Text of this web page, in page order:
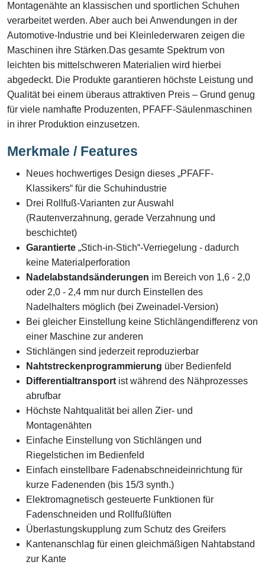
Montagenähte an klassischen und sportlichen Schuhen
verarbeitet werden. Aber auch bei Anwendungen in der
Automotive-Industrie und bei Kleinlederwaren zeigen die
Maschinen ihre Stärken.Das gesamte Spektrum von
leichten bis mittelschweren Materialien wird hierbei
abgedeckt. Die Produkte garantieren höchste Leistung und
Qualität bei einem überaus attraktiven Preis – Grund genug
für viele namhafte Produzenten, PFAFF-Säulenmaschinen
in ihrer Produktion einzusetzen.
Merkmale / Features
Neues hochwertiges Design dieses „PFAFF-
Klassikers“ für die Schuhindustrie
Drei Rollfuß-Varianten zur Auswahl
(Rautenverzahnung, gerade Verzahnung und
beschichtet)
Garantierte „Stich-in-Stich“-Verriegelung - dadurch
keine Materialperforation
Nadelabstandsänderungen im Bereich von 1,6 - 2,0
oder 2,0 - 2,4 mm nur durch Einstellen des
Nadelhalters möglich (bei Zweinadel-Version)
Bei gleicher Einstellung keine Stichlängendifferenz von
einer Maschine zur anderen
Stichlängen sind jederzeit reproduzierbar
Nahtstreckenprogrammierung über Bedienfeld
Differentialtransport ist während des Nähprozesses
abrufbar
Höchste Nahtqualität bei allen Zier- und
Montagenähten
Einfache Einstellung von Stichlängen und
Riegelstichen im Bedienfeld
Einfach einstellbare Fadenabschneideinrichtung für
kurze Fadenenden (bis 15/3 synth.)
Elektromagnetisch gesteuerte Funktionen für
Fadenschneiden und Rollfußlüften
Überlastungskupplung zum Schutz des Greifers
Kantenanschlag für einen gleichmäßigen Nahtabstand
zur Kante